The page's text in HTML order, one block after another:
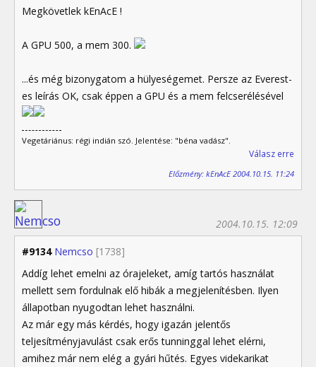
Megkövetlek kEnAcE !
A GPU 500, a mem 300.
...és még bizonygatom a hülyeségemet. Persze az Everest-
es leírás OK, csak éppen a GPU és a mem felcserélésével
Vegetáriánus: régi indián szó. Jelentése: "béna vadász".
Válasz erre
Előzmény: kEnAcE 2004.10.15. 11:24
#9134 Nemcso [1738]
2004.10.15. 12:09
Addíg lehet emelni az órajeleket, amíg tartós használat
mellett sem fordulnak elő hibák a megjelenítésben. Ilyen
állapotban nyugodtan lehet használni.
Az már egy más kérdés, hogy igazán jelentős
teljesítményjavulást csak erős tunninggal lehet elérni,
amihez már nem elég a gyári hűtés. Egyes videkarikat